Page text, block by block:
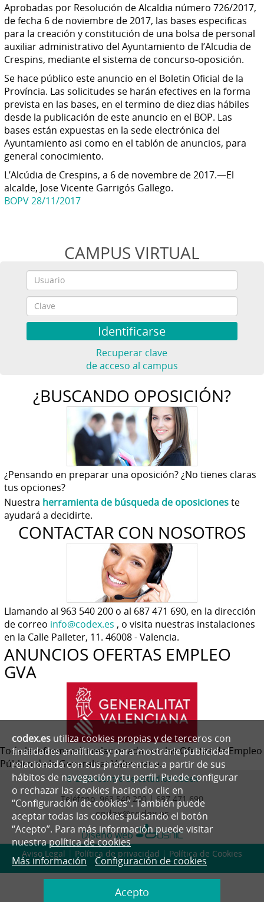
Aprobadas por Resolución de Alcaldia número 726/2017,
de fecha 6 de noviembre de 2017, las bases especificas
para la creación y constitución de una bolsa de personal
auxiliar administrativo del Ayuntamiento de l’Alcudia de
Crespins, mediante el sistema de concurso-oposición.
Se hace público este anuncio en el Boletin Oficial de la
Província. Las solicitudes se harán efectives en la forma
prevista en las bases, en el termino de diez dias hábiles
desde la publicación de este anuncio en el BOP. Las
bases están expuestas en la sede electrónica del
Ayuntamiento asi como en el tablón de anuncios, para
general conocimiento.
L’Alcúdia de Crespins, a 6 de novembre de 2017.—El
alcalde, Jose Vicente Garrigós Gallego.
BOPV 28/11/2017
CAMPUS VIRTUAL
Recuperar clave
de acceso al campus
¿BUSCANDO OPOSICIÓN?
¿Pensando en preparar una oposición? ¿No tienes claras
tus opciones?
Nuestra herramienta de búsqueda de oposicioneste
ayudará a decidirte.
CONTACTAR CON NOSOTROS
Llamando al 963 540 200 o al 687 471 690, en la dirección
de correo info@codex.es , o visita nuestras instalaciones
en la Calle Palleter, 11. 46008 - Valencia.
ANUNCIOS OFERTAS EMPLEO
GVA
Toda la información relacionada con las Ofertas de Empleo
Público de la Generalitat Valenciana.
© 2026 Centro de estudios Codex
Teléfono: 963 540 200 | 687 471 690
codex@codex.es
Diseño web
Aviso Legal Política de privacidad Política de Cookies
codex.es utiliza cookies propias y de terceros con
finalidades analíticas y para mostrarle publicidad
relacionada con sus preferencias a partir de sus
hábitos de navegación y tu perfil. Puede configurar
o rechazar las cookies haciendo clic en
“Configuración de cookies”. También puede
aceptar todas las cookies pulsando el botón
“Acepto”. Para más información puede visitar
nuestrapolítica de cookies
Más información
Configuración de cookies